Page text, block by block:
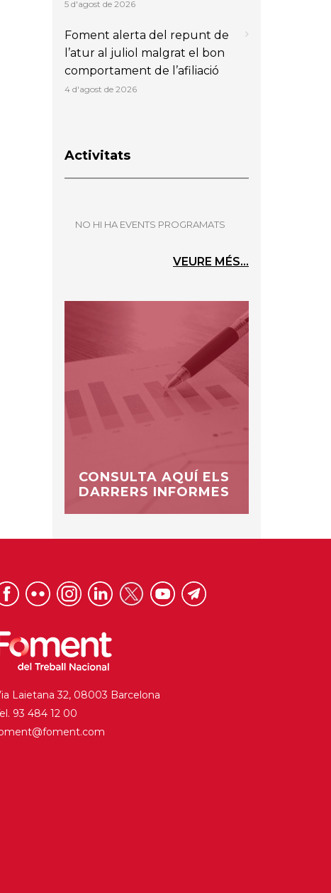
5 d'agost de 2026
Foment alerta del repunt de
l’atur al juliol malgrat el bon
comportament de l’afiliació
4 d'agost de 2026
Activitats
NO HI HA EVENTS PROGRAMATS
VEURE MÉS...
CONSULTA AQUÍ ELS
DARRERS INFORMES
Laietana 32, 08003 Barcelona
93 484 12 00